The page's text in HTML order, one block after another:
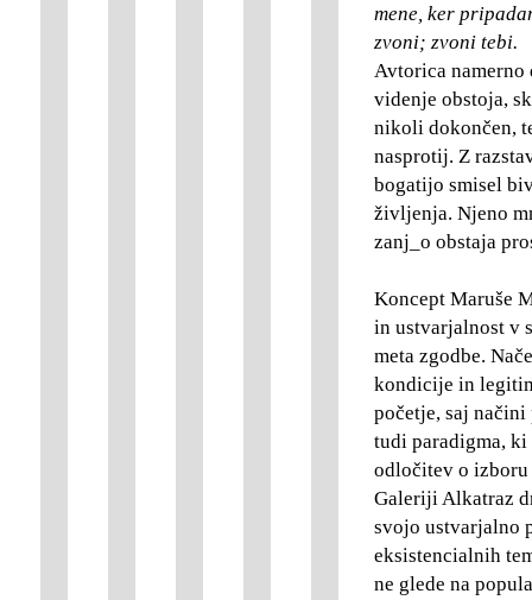
mene, ker
zvoni; zvoni tebi.
Avtorica namerno
videnje obstoja,
nikoli dokončen,
nasprotij. Z
bogatijo smisel
življenja. Njeno
zanj_o obstaja
Koncept Maruše
in ustvarjalnost v
meta zgodbe.
kondicije in
početje, saj
tudi paradigma,
odločitev o izboru
Galeriji Alkatraz
svojo ustvarjalno
eksistencialnih
ne glede na